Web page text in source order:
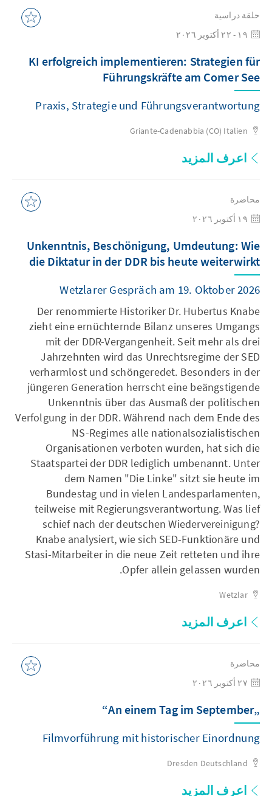
حلقة دراسية
KI erfolgreich implementieren: Strategien für
Führungskräfte am Comer See
Praxis, Strategie und Führungsverantwortung
Griante-Cadenabbia (CO) Italien
اعرف المزيد
محاضرة
Unkenntnis, Beschönigung, Umdeutung: Wie
die Diktatur in der DDR bis heute weiterwirkt
Wetzlarer Gespräch am 19. Oktober 2026
Der renommierte Historiker Dr. Hubertus Knabe
zieht eine ernüchternde Bilanz unseres Umgangs
mit der DDR-Vergangenheit. Seit mehr als drei
Jahrzehnten wird das Unrechtsregime der SED
verharmlost und schöngeredet. Besonders in der
jüngeren Generation herrscht eine beängstigende
Unkenntnis über das Ausmaß der politischen
Verfolgung in der DDR. Während nach dem Ende des
NS-Regimes alle nationalsozialistischen
Organisationen verboten wurden, hat sich die
Staatspartei der DDR lediglich umbenannt. Unter
dem Namen "Die Linke" sitzt sie heute im
Bundestag und in vielen Landesparlamenten,
teilweise mit Regierungsverantwortung. Was lief
schief nach der deutschen Wiedervereinigung?
Knabe analysiert, wie sich SED-Funktionäre und
Stasi-Mitarbeiter in die neue Zeit retteten und ihre
Opfer allein gelassen wurden.
Wetzlar
اعرف المزيد
محاضرة
„An einem Tag im September“
Filmvorführung mit historischer Einordnung
Dresden Deutschland
اعرف المزيد